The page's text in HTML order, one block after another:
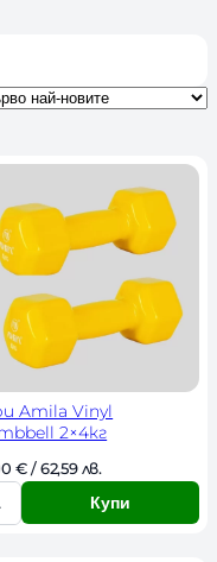
Amila Vinyl
2×4кг
€ / 62,59 лв.
Купи